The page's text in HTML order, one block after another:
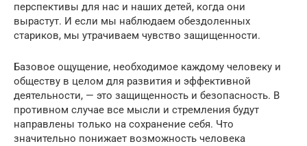
перспективы для нас и наших детей, когда они
вырастут. И если мы наблюдаем обездоленных
стариков, мы утрачиваем чувство защищенности.
Базовое ощущение, необходимое каждому человеку и
обществу в целом для развития и эффективной
деятельности, — это защищенность и безопасность. В
противном случае все мысли и стремления будут
направлены только на сохранение себя. Что
значительно понижает возможность человека